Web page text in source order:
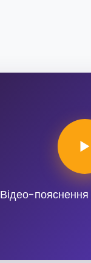
Відео-пояснення